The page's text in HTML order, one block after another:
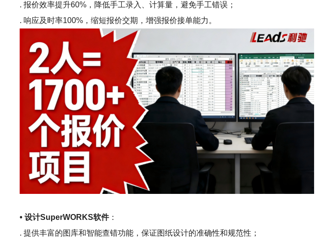
. 报价效率提升60%，降低手工录入、计算量，避免手工错误；
. 响应及时率100%，缩短报价交期，增强报价接单能力。
• 设计SuperWORKS软件：
. 提供丰富的图库和智能查错功能，保证图纸设计的准确性和规范性；